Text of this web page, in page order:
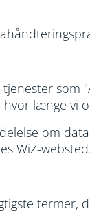
som
længe vi
om
WiZ-